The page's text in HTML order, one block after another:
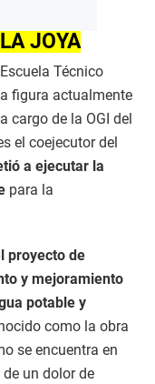
JOYA
Técnico
figura actualmente
cargo de la OGI del
el coejecutor del
a ejecutar la
para la
proyecto de
y mejoramiento
potable y
como la obra
se encuentra en
un dolor de